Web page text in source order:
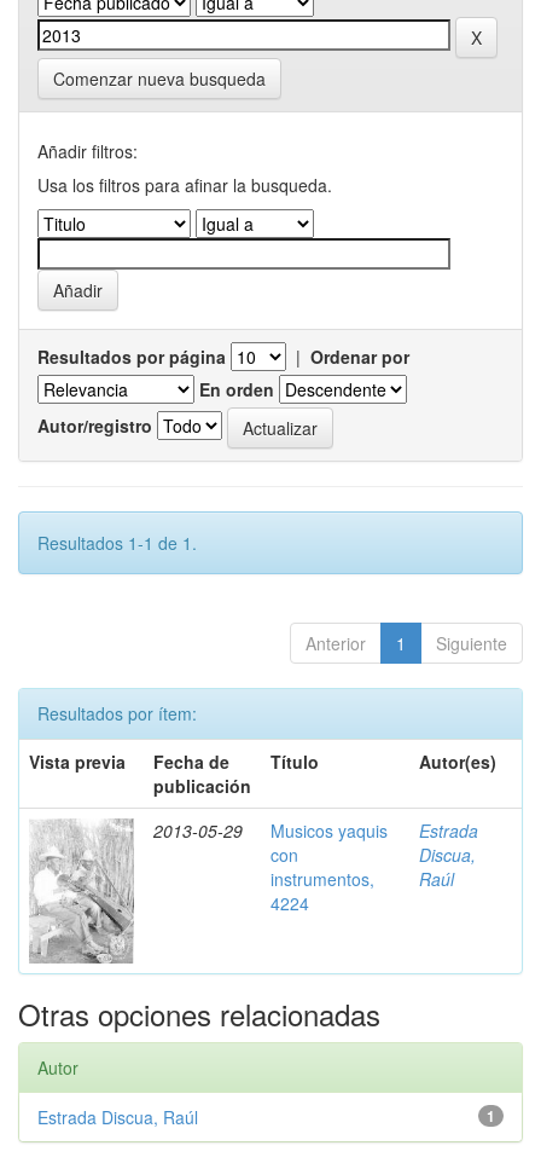
Comenzar nueva busqueda
Añadir filtros:
Usa los filtros para afinar la busqueda.
Resultados por página | Ordenar por
En orden
Autor/registro
Resultados 1-1 de 1.
Anterior 1 Siguiente
Resultados por ítem:
Vista previa
Fecha de
publicación
Título Autor(es)
2013-05-29
Musicos yaquis
con
instrumentos,
4224
Estrada
Discua,
Raúl
Otras opciones relacionadas
Autor
1
Estrada Discua, Raúl